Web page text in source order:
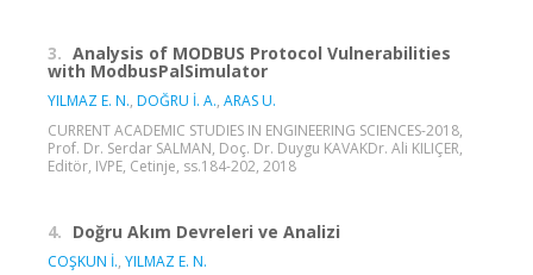
3. Analysis of MODBUS Protocol Vulnerabilities
with ModbusPalSimulator
YILMAZ E. N., DOĞRU İ. A., ARAS U.
CURRENT ACADEMIC STUDIES IN ENGINEERING SCIENCES-2018,
Prof. Dr. Serdar SALMAN, Doç. Dr. Duygu KAVAKDr. Ali KILIÇER,
Editör, IVPE, Cetinje, ss.184-202, 2018
4. Doğru Akım Devreleri ve Analizi
COŞKUN İ., YILMAZ E. N.